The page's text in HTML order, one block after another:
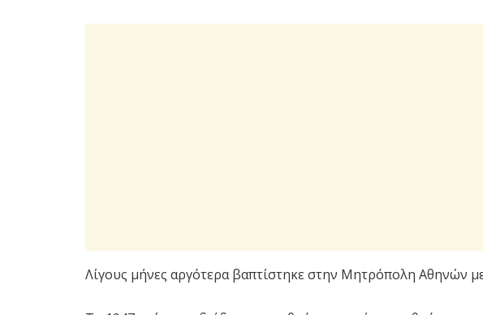
Λίγους μήνες αργότερα βαπτίστηκε στην Μητρόπολη Αθηνών